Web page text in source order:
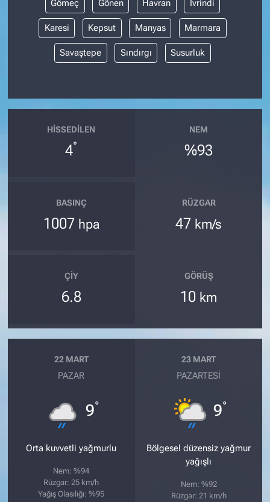
Gömeç Gönen Havran İvrindi
Karesi Kepsut Manyas Marmara
Savaştepe Sındırgı Susurluk
HISSEDILEN
4°
NEM
%93
BASINÇ
1007 hpa
RÜZGAR
47 km/s
ÇIY
6.8
GÖRÜŞ
10 km
22 MART
PAZAR
9°
Orta kuvvetli yağmurlu
Nem: %94
Rüzgar: 25 km/h
Yağış Olasılığı: %95
23 MART
PAZARTESI
9°
Bölgesel düzensiz yağmur
yağışlı
Nem: %92
Rüzgar: 21 km/h